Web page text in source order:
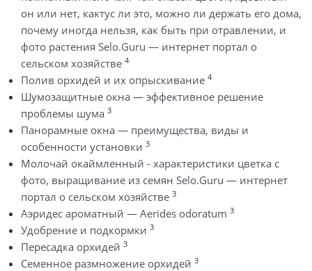
он или нет, кактус ли это, можно ли держать его дома,
почему иногда нельзя, как быть при отравлении, и
фото растения Selo.Guru — интернет портал о
сельском хозяйстве 4
Полив орхидей и их опрыскивание 4
Шумозащитные окна — эффективное решение
проблемы шума 3
Панорамные окна — преимущества, виды и
особенности установки 3
Молочай окаймленный - характеристики цветка с
фото, выращивание из семян Selo.Guru — интернет
портал о сельском хозяйстве 3
Аэридес ароматный — Aerides odoratum 3
Удобрение и подкормки 3
Пересадка орхидей 3
Семенное размножение орхидей 3